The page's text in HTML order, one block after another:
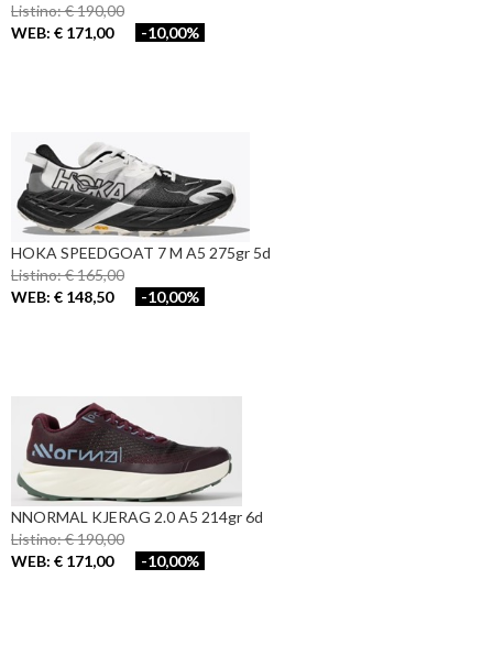
Listino: € 190,00
WEB: € 171,00
-10,00%
HOKA SPEEDGOAT 7 M A5 275gr 5d
Listino: € 165,00
WEB: € 148,50
-10,00%
NNORMAL KJERAG 2.0 A5 214gr 6d
Listino: € 190,00
WEB: € 171,00
-10,00%